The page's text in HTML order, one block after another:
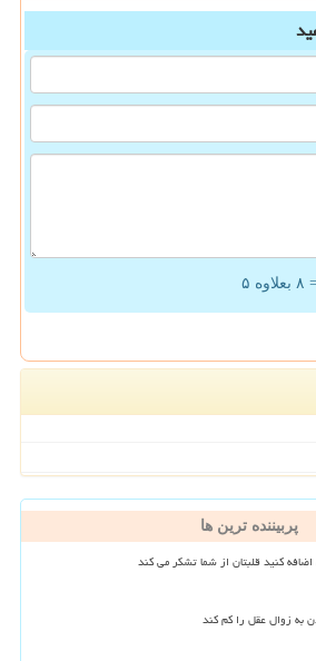
۵
پربیننده ترین ها
کنید قلبتان از شما تشکر می کند
به زوال عقل را کم کند